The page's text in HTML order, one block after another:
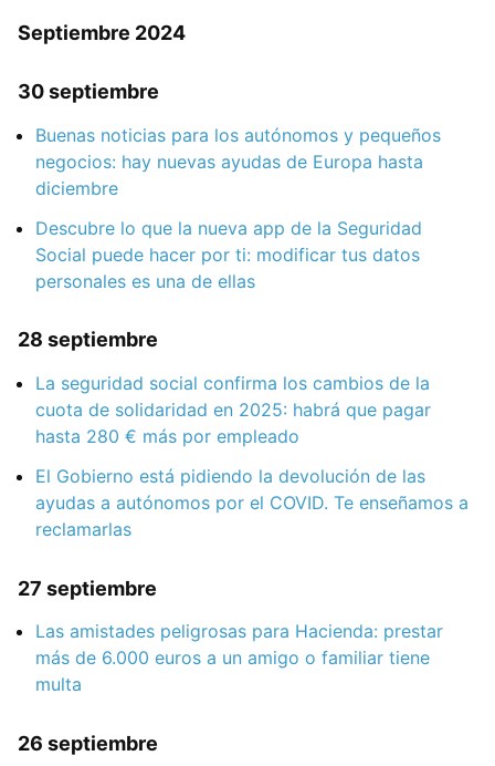
Septiembre 2024
30 septiembre
Buenas noticias para los autónomos y pequeños
negocios: hay nuevas ayudas de Europa hasta
diciembre
Descubre lo que la nueva app de la Seguridad
Social puede hacer por ti: modificar tus datos
personales es una de ellas
28 septiembre
La seguridad social confirma los cambios de la
cuota de solidaridad en 2025: habrá que pagar
hasta 280 € más por empleado
El Gobierno está pidiendo la devolución de las
ayudas a autónomos por el COVID. Te enseñamos a
reclamarlas
27 septiembre
Las amistades peligrosas para Hacienda: prestar
más de 6.000 euros a un amigo o familiar tiene
multa
26 septiembre